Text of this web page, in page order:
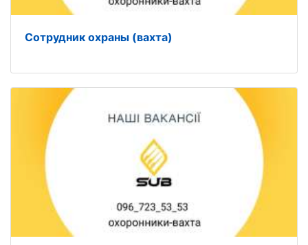
Сотрудник охраны (вахта)